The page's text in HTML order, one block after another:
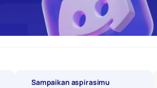
Sampaikan aspirasimu